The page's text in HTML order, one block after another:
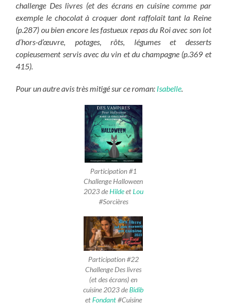
challenge Des livres (et des écrans en cuisine comme par
exemple le chocolat à croquer dont raffolait tant la Reine
(p.287) ou bien encore les fastueux repas du Roi avec son lot
d’hors-d’œuvre, potages, rôts, légumes et desserts
copieusement servis avec du vin et du champagne (p.369 et
415).
Pour un autre avis très mitigé sur ce roman: Isabelle.
Participation #1
Challenge Halloween
2023 deHildeetLou
#Sorcières
Participation #22
Challenge Des livres
(et des écrans) en
cuisine 2023deBidib
etFondant#Cuisine